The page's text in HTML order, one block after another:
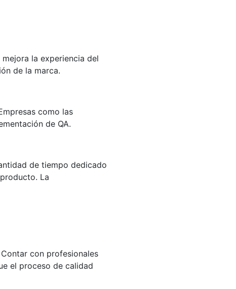
la experiencia del
de la marca.
como las
de QA.
de tiempo dedicado
La
con profesionales
el proceso de calidad